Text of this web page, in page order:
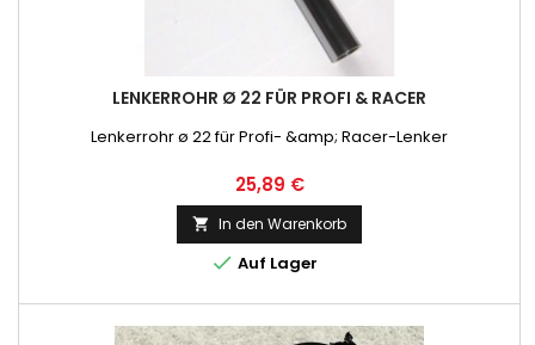
LENKERROHR Ø 22 FÜR PROFI & RACER
Lenkerrohr ø 22 für Profi- &amp; Racer-Lenker
Preis
25,89 €
 In den Warenkorb
 Auf Lager